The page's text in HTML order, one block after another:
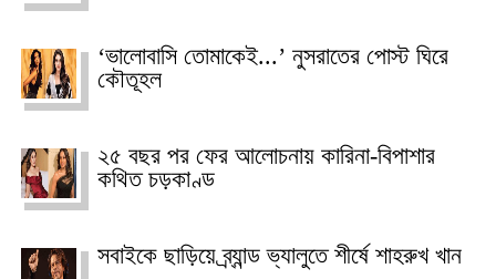
‘ভালোবাসি তোমাকেই...’ নুসরাতের পোস্ট ঘিরে
কৌতূহল
২৫ বছর পর ফের আলোচনায় কারিনা-বিপাশার
কথিত চড়কাণ্ড
সবাইকে ছাড়িয়ে ব্র্যান্ড ভ্যালুতে শীর্ষে শাহরুখ খান